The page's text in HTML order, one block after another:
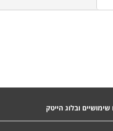
שימושיים ובלוג הייטק